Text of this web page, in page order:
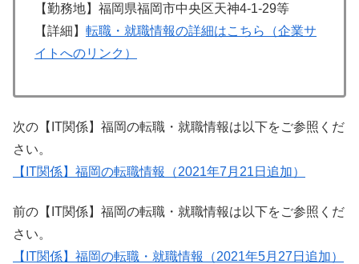
【勤務地】福岡県福岡市中央区天神4-1-29等
【詳細】 転職・就職情報の詳細はこちら（企業サ
イトへのリンク）
次の【IT関係】福岡の転職・就職情報は以下をご参照くだ
さい。
【IT関係】福岡の転職情報（2021年7月21日追加）
前の【IT関係】福岡の転職・就職情報は以下をご参照くだ
さい。
【IT関係】福岡の転職・就職情報（2021年5月27日追加）